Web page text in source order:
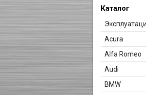
Каталог
Acura
Alfa Romeo
Audi
BMW